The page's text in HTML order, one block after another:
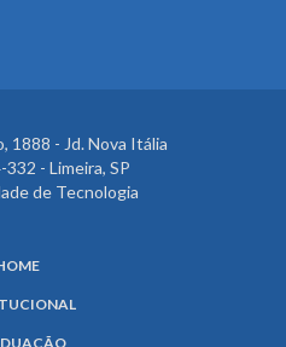
1888 - Jd. Nova Itália
- Limeira, SP
de Tecnologia